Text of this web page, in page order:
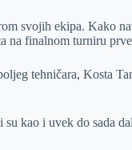
svojih ekipa. Kako
na finalnom turniru
tehničara, Kosta
kao i uvek do sada